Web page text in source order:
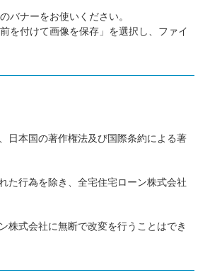
バナーをお使いください。
を付けて画像を保存」を選択し、ファイ
日本国の著作権法及び国際条約による著
た行為を除き、全宅住宅ローン株式会社
株式会社に無断で改変を行うことはでき